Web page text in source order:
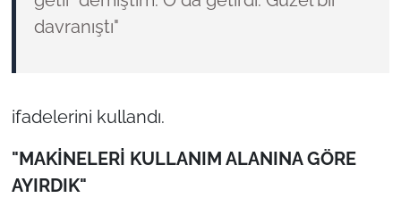
davranıştı"
ifadelerini kullandı.
"MAKİNELERİ KULLANIM ALANINA GÖRE
AYIRDIK"